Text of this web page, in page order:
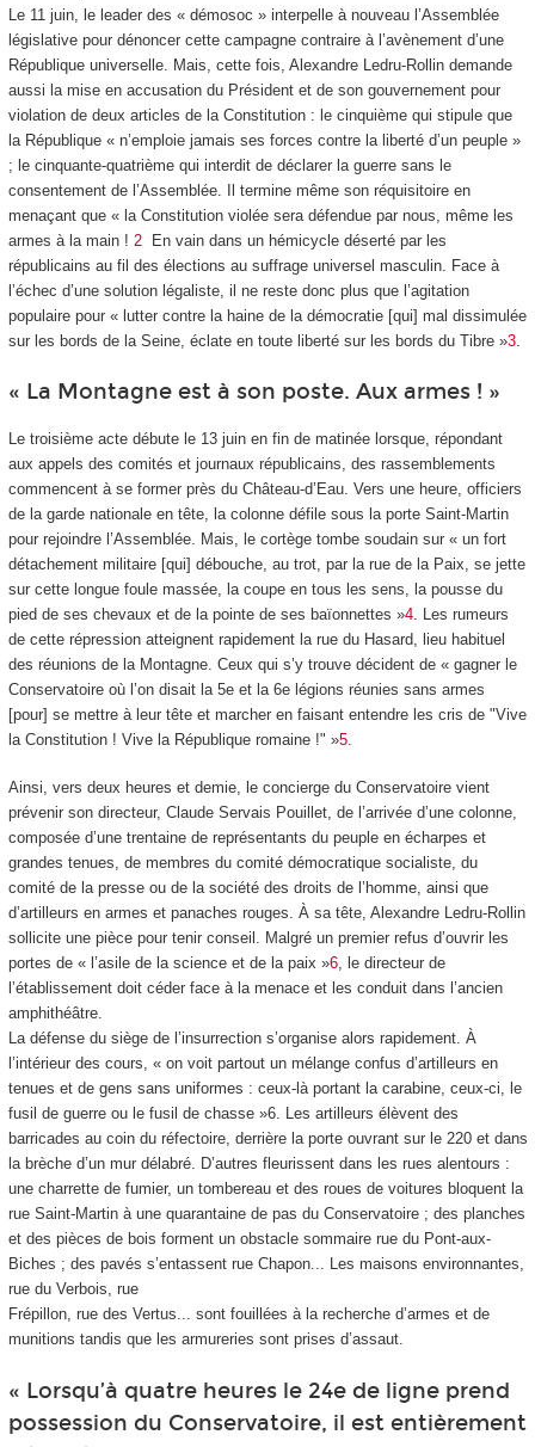
Le 11 juin, le leader des « démosoc » interpelle à nouveau l’Assemblée
législative pour dénoncer cette campagne contraire à l’avènement d’une
République universelle. Mais, cette fois, Alexandre Ledru-Rollin demande
aussi la mise en accusation du Président et de son gouvernement pour
violation de deux articles de la Constitution : le cinquième qui stipule que
la République « n’emploie jamais ses forces contre la liberté d’un peuple »
; le cinquante-quatrième qui interdit de déclarer la guerre sans le
consentement de l’Assemblée. Il termine même son réquisitoire en
menaçant que « la Constitution violée sera défendue par nous, même les
armes à la main ! 2
En vain dans un hémicycle déserté par les
républicains au fil des élections au suffrage universel masculin. Face à
l’échec d’une solution légaliste, il ne reste donc plus que l’agitation
populaire pour « lutter contre la haine de la démocratie [qui] mal dissimulée
sur les bords de la Seine, éclate en toute liberté sur les bords du Tibre »3.
« La Montagne est à son poste. Aux armes ! »
Le troisième acte débute le 13 juin en fin de matinée lorsque, répondant
aux appels des comités et journaux républicains, des rassemblements
commencent à se former près du Château-d’Eau. Vers une heure, officiers
de la garde nationale en tête, la colonne défile sous la porte Saint-Martin
pour rejoindre l’Assemblée. Mais, le cortège tombe soudain sur « un fort
détachement militaire [qui] débouche, au trot, par la rue de la Paix, se jette
sur cette longue foule massée, la coupe en tous les sens, la pousse du
pied de ses chevaux et de la pointe de ses baïonnettes »4. Les rumeurs
de cette répression atteignent rapidement la rue du Hasard, lieu habituel
des réunions de la Montagne. Ceux qui s’y trouve décident de « gagner le
Conservatoire où l’on disait la 5eet la 6elégions réunies sans armes
[pour] se mettre à leur tête et marcher en faisant entendre les cris de "Vive
la Constitution ! Vive la République romaine !" »5.
Ainsi, vers deux heures et demie, le concierge du Conservatoire vient
prévenir son directeur, Claude Servais Pouillet, de l’arrivée d’une colonne,
composée d’une trentaine de représentants du peuple en écharpes et
grandes tenues, de membres du comité démocratique socialiste, du
comité de la presse ou de la société des droits de l’homme, ainsi que
d’artilleurs en armes et panaches rouges. À sa tête, Alexandre Ledru-Rollin
sollicite une pièce pour tenir conseil. Malgré un premier refus d’ouvrir les
portes de « l’asile de la science et de la paix »6, le directeur de
l’établissement doit céder face à la menace et les conduit dans l’ancien
amphithéâtre.
La défense du siège de l’insurrection s’organise alors rapidement. À
l’intérieur des cours, « on voit partout un mélange confus d’artilleurs en
tenues et de gens sans uniformes : ceux-là portant la carabine, ceux-ci, le
fusil de guerre ou le fusil de chasse »6. Les artilleurs élèvent des
barricades au coin du réfectoire, derrière la porte ouvrant sur le 220 et dans
la brèche d’un mur délabré. D’autres fleurissent dans les rues alentours :
une charrette de fumier, un tombereau et des roues de voitures bloquent la
rue Saint-Martin à une quarantaine de pas du Conservatoire ; des planches
et des pièces de bois forment un obstacle sommaire rue du Pont-aux-
Biches ; des pavés s’entassent rue Chapon... Les maisons environnantes,
rue du Verbois, rue
Frépillon, rue des Vertus... sont fouillées à la recherche d’armes et de
munitions tandis que les armureries sont prises d’assaut.
« Lorsqu’à quatre heures le 24ede ligne prend
possession du Conservatoire, il est entièrement